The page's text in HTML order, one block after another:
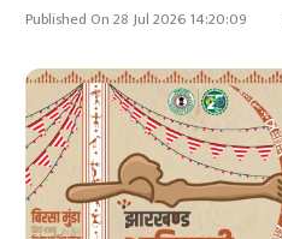
Published On 28 Jul 2026 14:20:09